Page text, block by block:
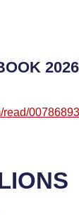
2026
read/